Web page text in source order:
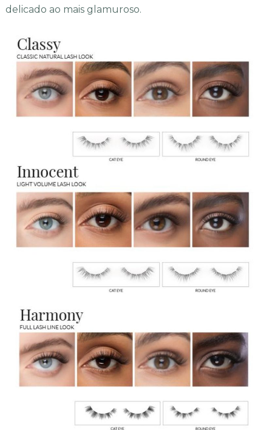
delicado ao mais glamuroso.